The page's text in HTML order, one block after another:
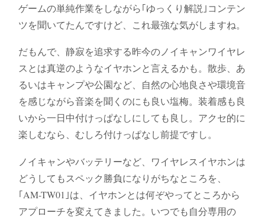
ゲームの単純作業をしながら｢ゆっくり解説｣コンテン
ツを聞いてたんですけど、これ最強な気がしますね。
だもんで、静寂を追求する昨今のノイキャンワイヤレ
スとは真逆のようなイヤホンと言えるかも。散歩、あ
るいはキャンプや公園など、自然の心地良さや環境音
を感じながら音楽を聞くのにも良い塩梅。装着感も良
いから一日中付けっぱなしにしても良し。アクセ的に
楽しむなら、むしろ付けっぱなし前提ですし。
ノイキャンやバッテリーなど、ワイヤレスイヤホンは
どうしてもスペック勝負になりがちなところを、
｢AM-TW01｣は、イヤホンとは何ぞやってところから
アプローチを変えてきました。いつでも自分専用の